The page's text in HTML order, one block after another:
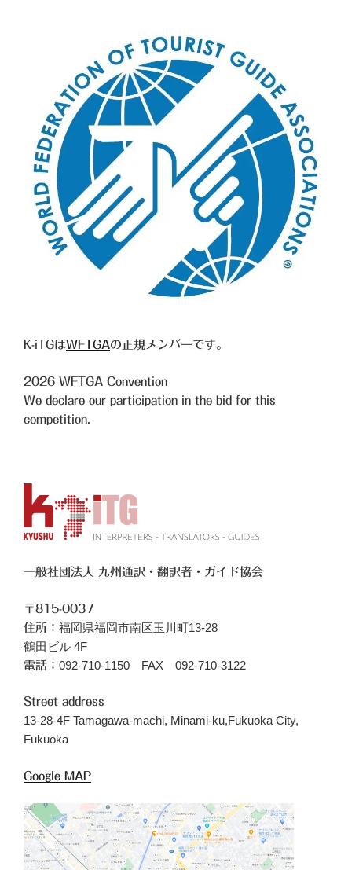
K-iTGはWFTGAの正規メンバーです。
2026 WFTGA Convention
We declare our participation in the bid for this
competition.
一般社団法人 九州通訳・翻訳者・ガイド協会
〒815-0037
住所： 福岡県福岡市南区玉川町13-28
鶴田ビル 4F
電話： 092-710-1150 FAX 092-710-3122
Street address
13-28-4F Tamagawa-machi, Minami-ku,Fukuoka City,
Fukuoka
Google MAP